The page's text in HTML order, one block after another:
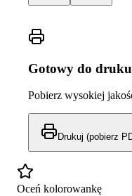
Gotowy do
Pobierz wysokiej
Drukuj (pobierz
Oceń kolorowankę